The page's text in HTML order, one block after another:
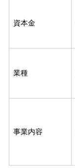
資本金
業種
事業内容